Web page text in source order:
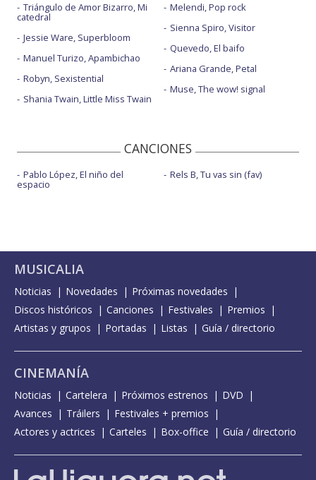
Triángulo de Amor Bizarro, Mi
catedral
Jessie Ware, Superbloom
Manuel Turizo, Apambichao
Robyn, Sexistential
Shania Twain, Little Miss Twain
Melendi, Pop rock
Sienna Spiro, Visitor
Quevedo, El baifo
Ariana Grande, Petal
Muse, The wow! signal
CANCIONES
Pablo López, El niño del
espacio
Rels B, Tu vas sin (fav)
MUSICALIA
Noticias Novedades
Próximas novedades
Discos históricos
Canciones Festivales
Premios
Artistas y grupos
Portadas Listas Guía / directorio
CINEMANÍA
Noticias Cartelera Próximos estrenos
DVD
Avances
Tráilers
Festivales + premios
Actores y actrices
Carteles Box-office Guía / directorio